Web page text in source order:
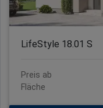
LifeStyle 18.01 S
Preis ab
Fläche